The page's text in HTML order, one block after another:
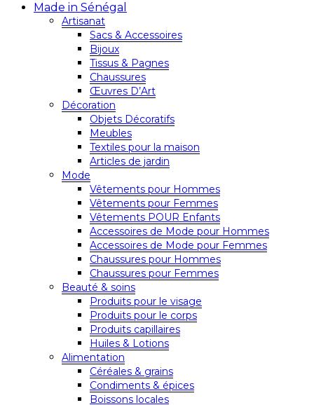
Made in Sénégal
Artisanat
Sacs & Accessoires
Bijoux
Tissus & Pagnes
Chaussures
Œuvres D’Art
Décoration
Objets Décoratifs
Meubles
Textiles pour la maison
Articles de jardin
Mode
Vêtements pour Hommes
Vêtements pour Femmes
Vêtements POUR Enfants
Accessoires de Mode pour Hommes
Accessoires de Mode pour Femmes
Chaussures pour Hommes
Chaussures pour Femmes
Beauté & soins
Produits pour le visage
Produits pour le corps
Produits capillaires
Huiles & Lotions
Alimentation
Céréales & grains
Condiments & épices
Boissons locales